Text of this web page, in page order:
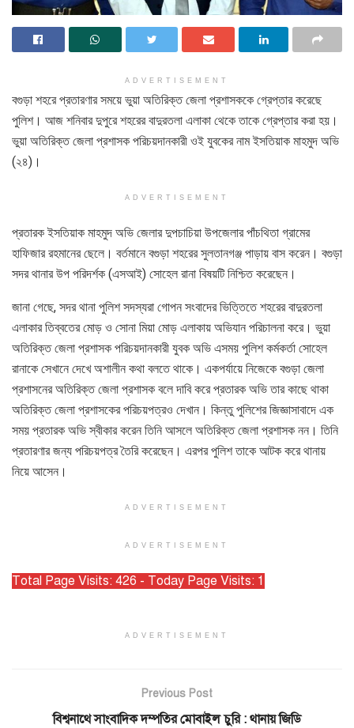
ADVERTISEMENT
বগুড়া শহরে প্রতারণার সময়ে ভুয়া অতিরিক্ত জেলা প্রশাসককে গ্রেপ্তার করেছে
পুলিশ। আজ শনিবার দুপুরে শহরের বাদুরতলা এলাকা থেকে তাকে গ্রেপ্তার করা হয়।
ভুয়া অতিরিক্ত জেলা প্রশাসক পরিচয়দানকারী ওই যুবকের নাম ইসতিয়াক মাহমুদ অভি
(২৪)।
ADVERTISEMENT
প্রতারক ইসতিয়াক মাহমুদ অভি জেলার দুপচাচিয়া উপজেলার পাঁচথিতা গ্রামের
হাফিজার রহমানের ছেলে। বর্তমানে বগুড়া শহরের সুলতানগঞ্জ পাড়ায় বাস করেন। বগুড়া
সদর থানার উপ পরিদর্শক (এসআই) সোহেল রানা বিষয়টি নিশ্চিত করেছেন।
জানা গেছে, সদর থানা পুলিশ সদস্যরা গোপন সংবাদের ভিত্তিতে শহরের বাদুরতলা
এলাকার তিব্বতের মোড় ও সোনা মিয়া মোড় এলাকায় অভিযান পরিচালনা করে। ভুয়া
অতিরিক্ত জেলা প্রশাসক পরিচয়দানকারী যুবক অভি এসময় পুলিশ কর্মকর্তা সোহেল
রানাকে সেখানে দেখে অশালীন কথা বলতে থাকে। একপর্যায়ে নিজেকে বগুড়া জেলা
প্রশাসনের অতিরিক্ত জেলা প্রশাসক বলে দাবি করে প্রতারক অভি তার কাছে থাকা
অতিরিক্ত জেলা প্রশাসকের পরিচয়পত্রও দেখান। কিন্তু পুলিশের জিজ্ঞাসাবাদে এক
সময় প্রতারক অভি স্বীকার করেন তিনি আসলে অতিরিক্ত জেলা প্রশাসক নন। তিনি
প্রতারণার জন্য পরিচয়পত্র তৈরি করেছেন। এরপর পুলিশ তাকে আটক করে থানায়
নিয়ে আসেন।
ADVERTISEMENT
ADVERTISEMENT
Total Page Visits: 426 - Today Page Visits: 1
ADVERTISEMENT
Previous Post
বিশ্বনাথে সাংবাদিক দম্পতির মোবাইল চুরি : থানায় জিডি